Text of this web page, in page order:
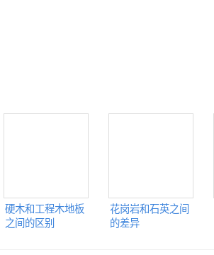
硬木和工程木地板
之间的区别
花岗岩和石英之间
的差异